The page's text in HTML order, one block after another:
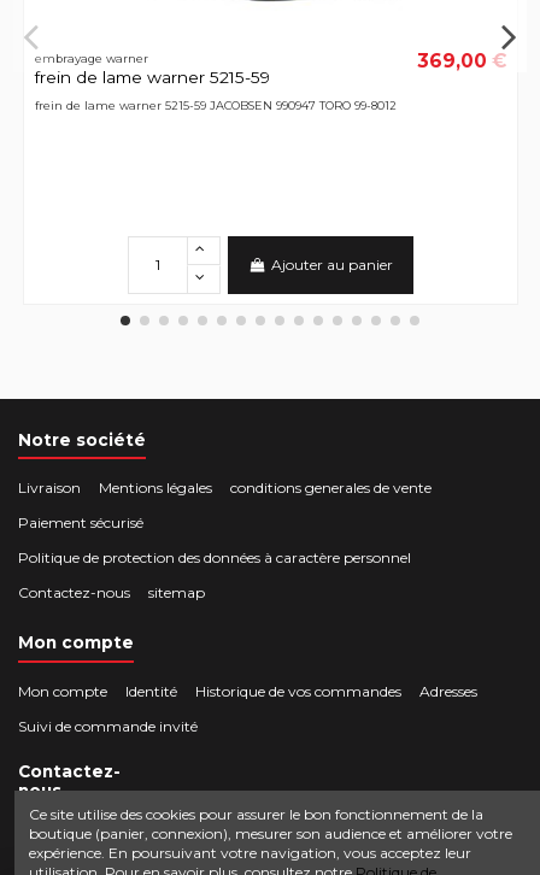
embrayage warner
frein de lame warner 5215-59
369,00 €
frein de lame warner 5215-59 JACOBSEN 990947 TORO 99-8012
Ajouter au panier
Notre société
Livraison Mentions légales
conditions generales de vente
Paiement sécurisé
Politique de protection des données à caractère personnel
Contactez-nous
sitemap
Mon compte
Mon compte Identité Historique de vos commandes
Adresses
Suivi de commande invité
Contactez-
nous
Crocbois-motoculture.com
50 route de Villefort 48800 Pied-de-Borne
0624436257
Ce site utilise des cookies pour assurer le bon fonctionnement de la
boutique (panier, connexion), mesurer son audience et améliorer votre
expérience. En poursuivant votre navigation, vous acceptez leur